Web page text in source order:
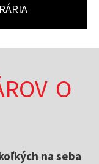
O
na seba